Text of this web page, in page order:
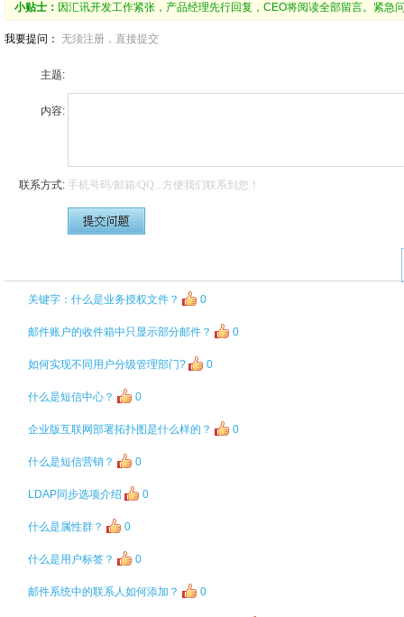
小贴士： 因汇讯开发工作紧张，产品经理先行回复，CEO将阅读全部留言。紧急
我要提问： 无须注册，直接提交
主题:
内容:
联系方式:
关键字：什么是业务授权文件？ 0
邮件账户的收件箱中只显示部分邮件？ 0
如何实现不同用户分级管理部门? 0
什么是短信中心？ 0
企业版互联网部署拓扑图是什么样的？ 0
什么是短信营销？ 0
LDAP同步选项介绍 0
什么是属性群？ 0
什么是用户标签？ 0
邮件系统中的联系人如何添加？ 0